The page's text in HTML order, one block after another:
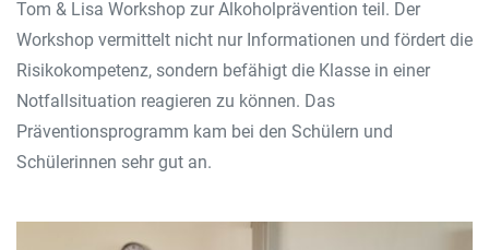
Tom & Lisa Workshop zur Alkoholprävention teil. Der
Workshop vermittelt nicht nur Informationen und fördert die
Risikokompetenz, sondern befähigt die Klasse in einer
Notfallsituation reagieren zu können. Das
Präventionsprogramm kam bei den Schülern und
Schülerinnen sehr gut an.